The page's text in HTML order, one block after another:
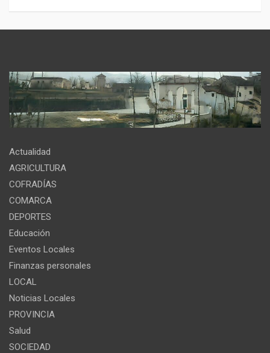
Actualidad
AGRICULTURA
COFRADÍAS
COMARCA
DEPORTES
Educación
Eventos Locales
Finanzas personales
LOCAL
Noticias Locales
PROVINCIA
Salud
SOCIEDAD